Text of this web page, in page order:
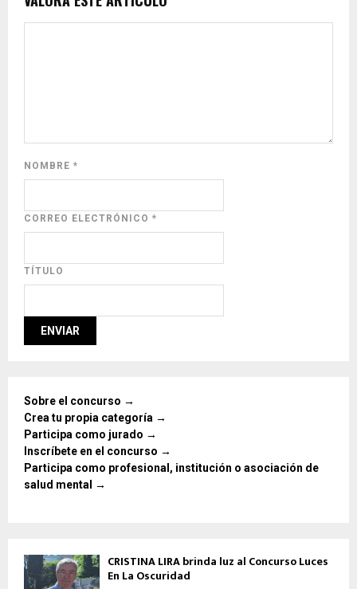
NOMBRE *
CORREO ELECTRÓNICO *
TÍTULO
Sobre el concurso →
Crea tu propia categoría →
Participa como jurado →
Inscríbete en el concurso →
Participa como profesional, institución o asociación de
salud mental →
CRISTINA LIRA brinda luz al Concurso Luces
En La Oscuridad